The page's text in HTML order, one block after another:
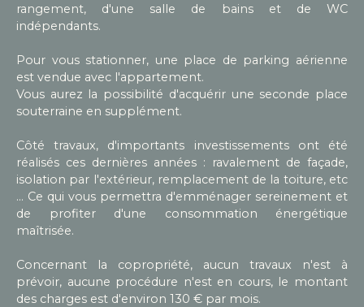
rangement, d'une salle de bains et de WC
indépendants.
Pour vous stationner, une place de parking aérienne
est vendue avec l'appartement.
Vous aurez la possibilité d'acquérir une seconde place
souterraine en supplément.
Côté travaux, d'importants investissements ont été
réalisés ces dernières années : ravalement de façade,
isolation par l'extérieur, remplacement de la toiture, etc
... Ce qui vous permettra d'emménager sereinement et
de profiter d'une consommation énergétique
maîtrisée.
Concernant la copropriété, aucun travaux n'est à
prévoir, aucune procédure n'est en cours, le montant
des charges est d'environ 130 € par mois.